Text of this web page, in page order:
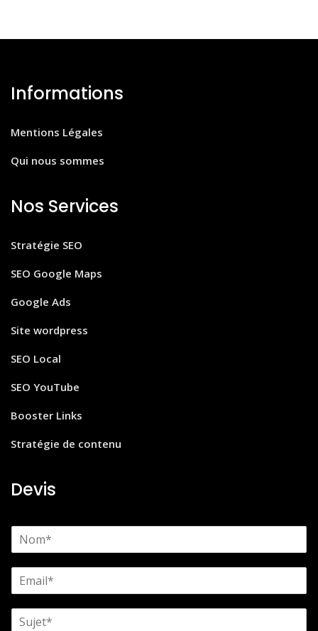
Informations
Mentions Légales
Qui nous sommes
Nos Services
Stratégie SEO
SEO Google Maps
Google Ads
Site wordpress
SEO Local
SEO YouTube
Booster Links
Stratégie de contenu
Devis
N
E
m
S